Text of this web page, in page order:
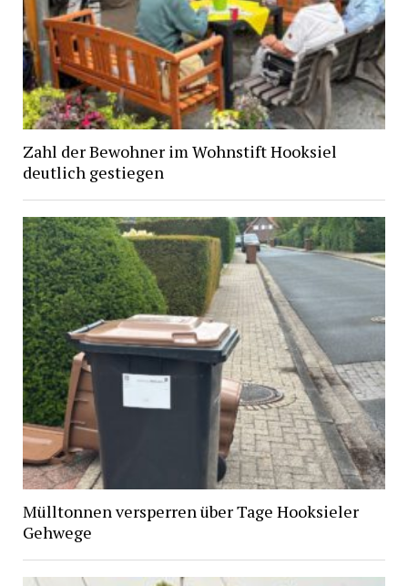
Zahl der Bewohner im Wohnstift Hooksiel
deutlich gestiegen
Mülltonnen versperren über Tage Hooksieler
Gehwege